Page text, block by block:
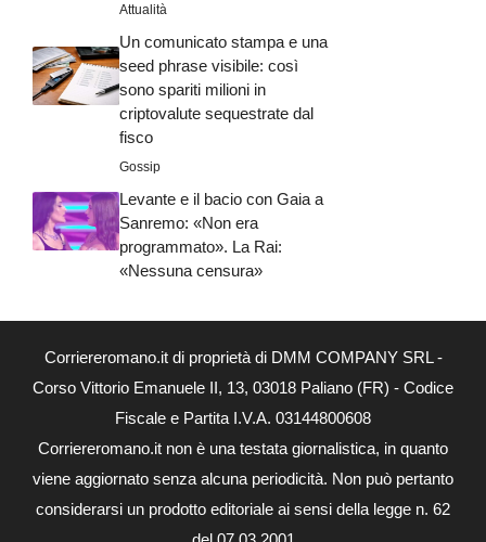
Attualità
Un comunicato stampa e una
seed phrase visibile: così
sono spariti milioni in
criptovalute sequestrate dal
fisco
Gossip
Levante e il bacio con Gaia a
Sanremo: «Non era
programmato». La Rai:
«Nessuna censura»
Corriereromano.it di proprietà di DMM COMPANY SRL -
Corso Vittorio Emanuele II, 13, 03018 Paliano (FR) - Codice
Fiscale e Partita I.V.A. 03144800608
Corriereromano.it non è una testata giornalistica, in quanto
viene aggiornato senza alcuna periodicità. Non può pertanto
considerarsi un prodotto editoriale ai sensi della legge n. 62